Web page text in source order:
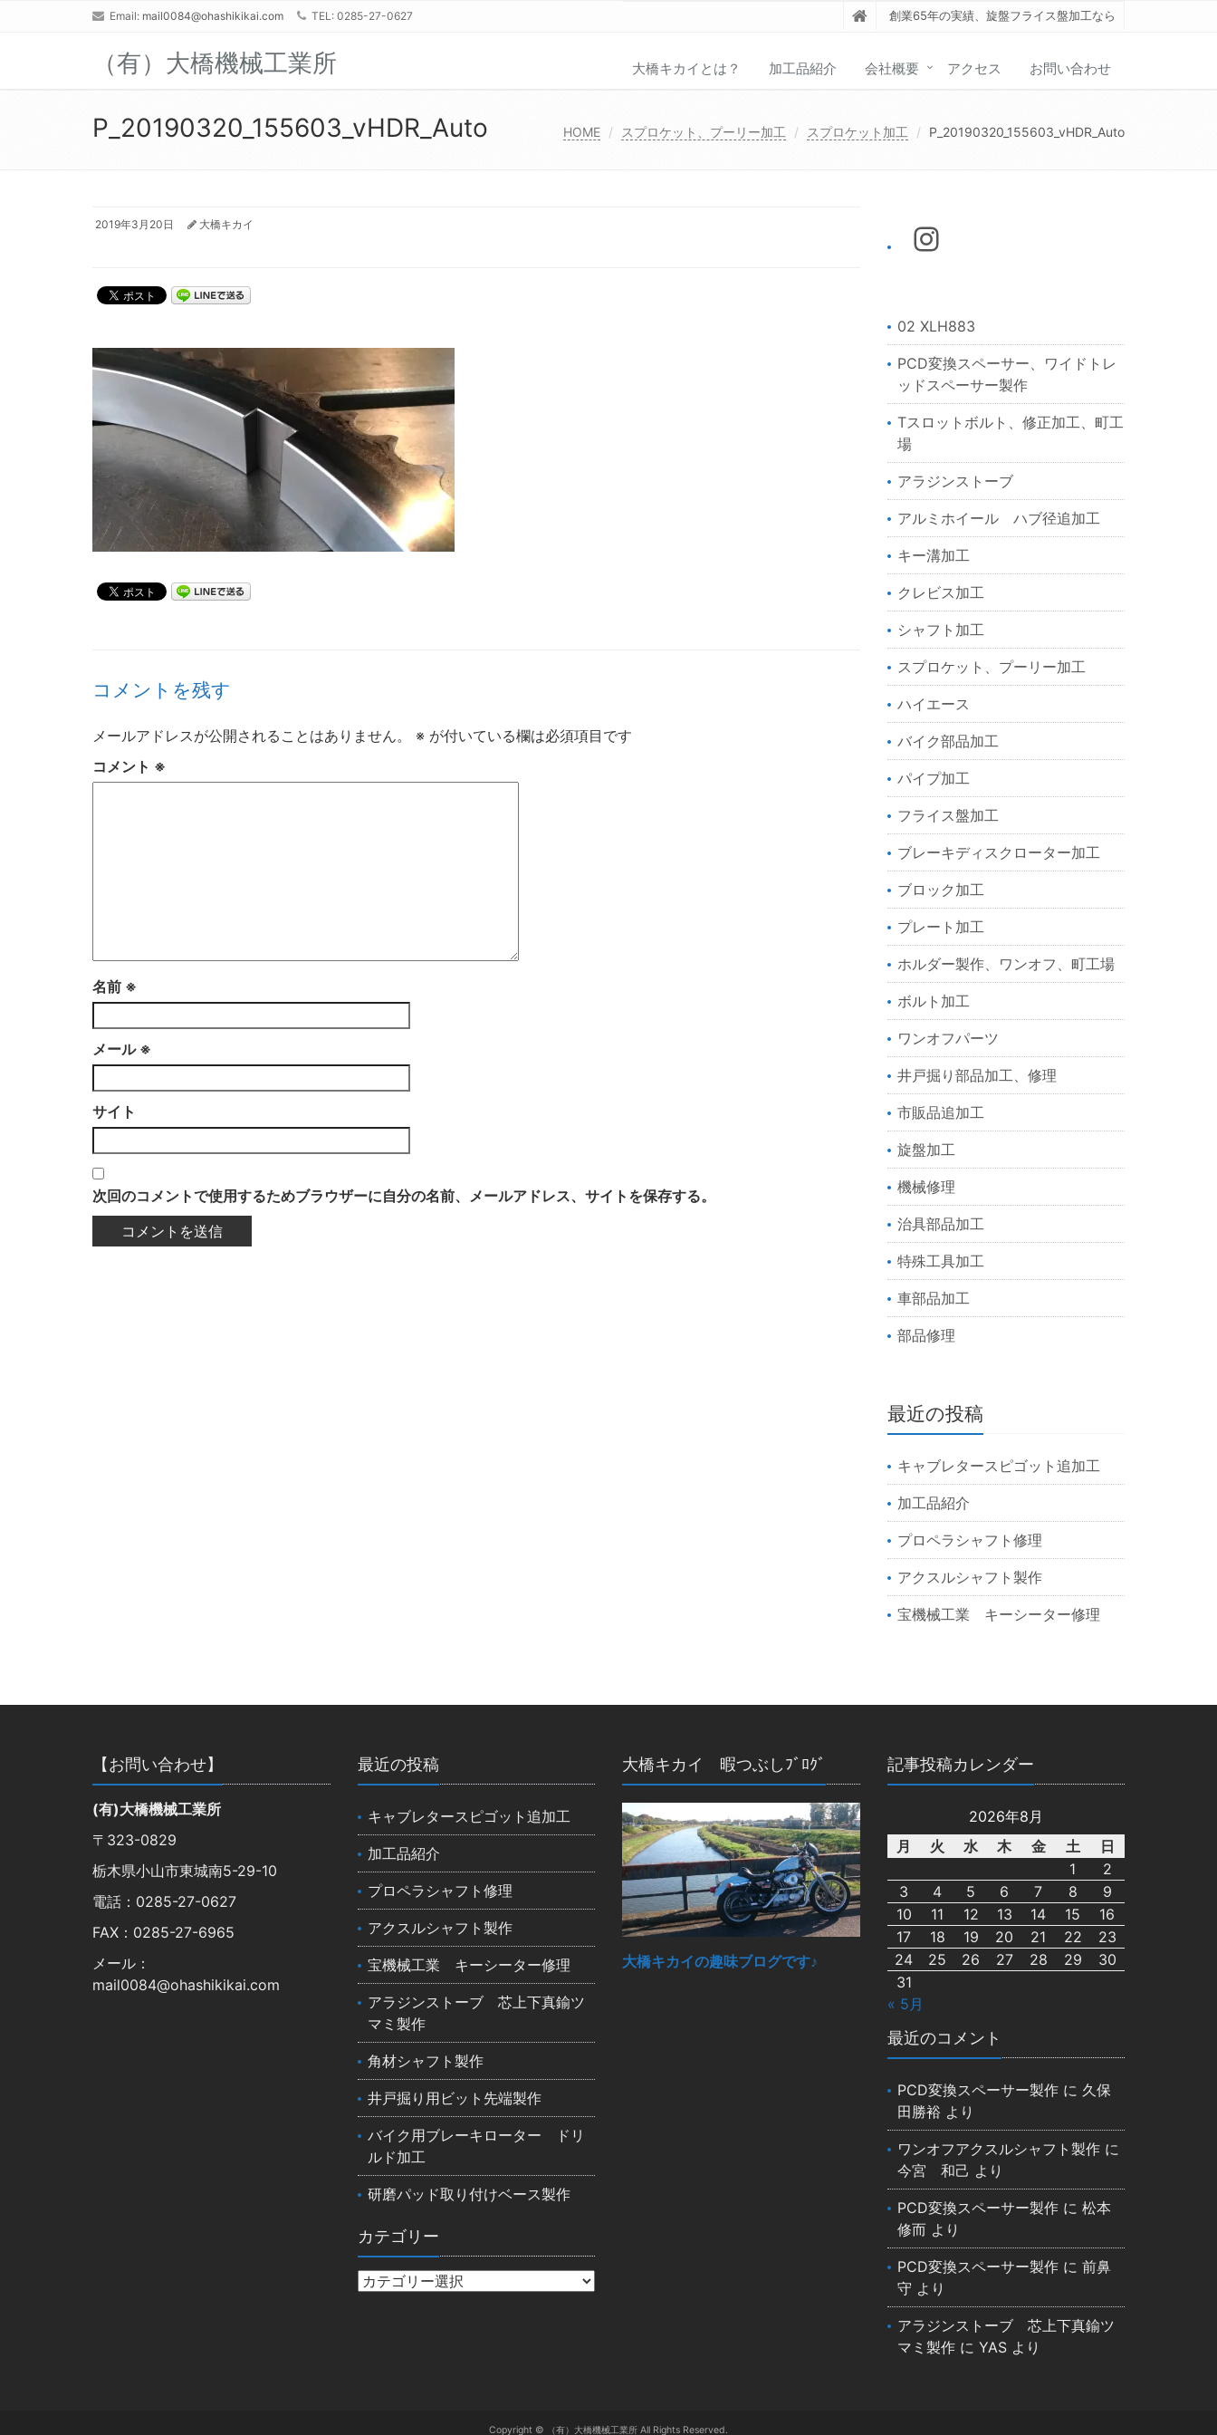
Email: mail0084@ohashikikai.com TEL: 0285-27-0627 創業65年の実績、旋盤フライス盤加工なら
（有）大橋機械工業所 大橋キカイとは？ 加工品紹介 会社概要 アクセス お問い合わせ
P_20190320_155603_vHDR_Auto HOME スプロケット、プーリー加工 スプロケット加工 P_20190320_155603_vHDR_Auto
2019年3月20日 大橋キカイ
コメントを残す
メールアドレスが公開されることはありません。 ※ が付いている欄は必須項目です
コメント ※
名前 ※
メール ※
サイト
次回のコメントで使用するためブラウザーに自分の名前、メールアドレス、サイトを保存する。
02 XLH883
PCD変換スペーサー、ワイドトレ
ッドスペーサー製作
Tスロットボルト、修正加工、町工
場
アラジンストーブ
アルミホイール ハブ径追加工
キー溝加工
クレビス加工
シャフト加工
スプロケット、プーリー加工
ハイエース
バイク部品加工
パイプ加工
フライス盤加工
ブレーキディスクローター加工
ブロック加工
プレート加工
ホルダー製作、ワンオフ、町工場
ボルト加工
ワンオフパーツ
井戸掘り部品加工、修理
市販品追加工
旋盤加工
機械修理
治具部品加工
特殊工具加工
車部品加工
部品修理
最近の投稿
キャブレタースピゴット追加工
加工品紹介
プロペラシャフト修理
アクスルシャフト製作
宝機械工業 キーシーター修理
【お問い合わせ】
(有)大橋機械工業所
〒323-0829
栃木県小山市東城南5-29-10
電話：0285-27-0627
FAX：0285-27-6965
メール：
mail0084@ohashikikai.com
最近の投稿
キャブレタースピゴット追加工
加工品紹介
プロペラシャフト修理
アクスルシャフト製作
宝機械工業 キーシーター修理
アラジンストーブ 芯上下真鍮ツ
マミ製作
角材シャフト製作
井戸掘り用ビット先端製作
バイク用ブレーキローター ドリ
ルド加工
研磨パッド取り付けベース製作
カテゴリー
大橋キカイ 暇つぶしﾌﾞﾛｸﾞ
大橋キカイの趣味ブログです♪
記事投稿カレンダー
2026年8月
月
火 水 木 金 土
日
1
2
3
4 5 6 7 8
9
10
11 12 13 14 15
16
17
18 19 20 21 22
23
24
25 26 27 28 29
30
31
« 5月
最近のコメント
PCD変換スペーサー製作に 久保
田勝裕より
ワンオフアクスルシャフト製作に
今宮 和己 より
PCD変換スペーサー製作に 松本
修而より
PCD変換スペーサー製作に 前鼻
守 より
アラジンストーブ 芯上下真鍮ツ
マミ製作に YASより
Copyright © （有）大橋機械工業所 All Rights Reserved.